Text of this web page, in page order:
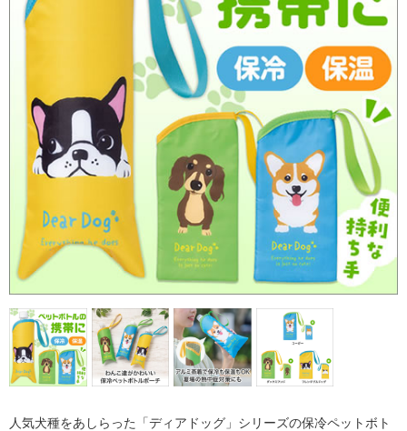
人気犬種をあしらった「ディアドッグ」シリーズの保冷ペットボト